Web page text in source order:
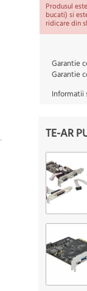
Produsul
bucati) si
ridicare din
Garantie
Garantie
Informatii
TE-AR